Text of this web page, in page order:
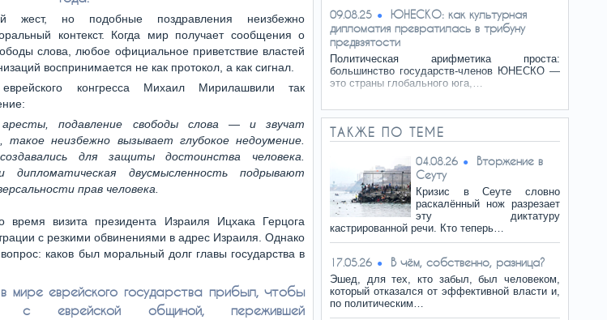
жест, но подобные поздравления неизбежно
контекст. Когда мир получает сообщения о
слова, любое официальное приветствие властей
воспринимается не как протокол, а как сигнал.
еврейского конгресса Михаил Мирилашвили так
подавление свободы слова — и звучат
такое неизбежно вызывает глубокое недоумение.
для защиты достоинства человека.
дипломатическая двусмысленность подрывают
прав человека.
время визита президента Израиля Ицхака Герцога
с резкими обвинениями в адрес Израиля. Однако
каков был моральный долг главы государства в
в мире еврейского государства прибыл, чтобы
с еврейской общиной, пережившей
09.08.25
ЮНЕСКО: как культурная
дипломатия превратилась в трибуну
предвзятости
Политическая арифметика проста:
большинство государств-членов ЮНЕСКО —
это страны глобального юга,…
ТАКЖЕ ПО ТЕМЕ
04.08.26
Вторжение в
Сеуту
Кризис в Сеуте словно
раскалённый нож разрезает
эту диктатуру
кастрированной речи. Кто теперь…
17.05.26 В чём, собственно, разница?
Эшед, для тех, кто забыл, был человеком,
который отказался от эффективной власти и,
по политическим…